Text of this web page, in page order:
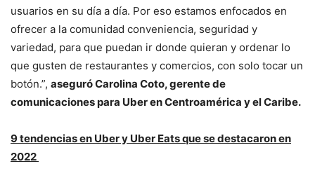
usuarios en su día a día. Por eso estamos enfocados en
ofrecer a la comunidad conveniencia, seguridad y
variedad, para que puedan ir donde quieran y ordenar lo
que gusten de restaurantes y comercios, con solo tocar un
botón.”, aseguró Carolina Coto, gerente de
comunicaciones para Uber en Centroamérica y el Caribe.
9 tendencias en Uber y Uber Eats que se destacaron en
2022